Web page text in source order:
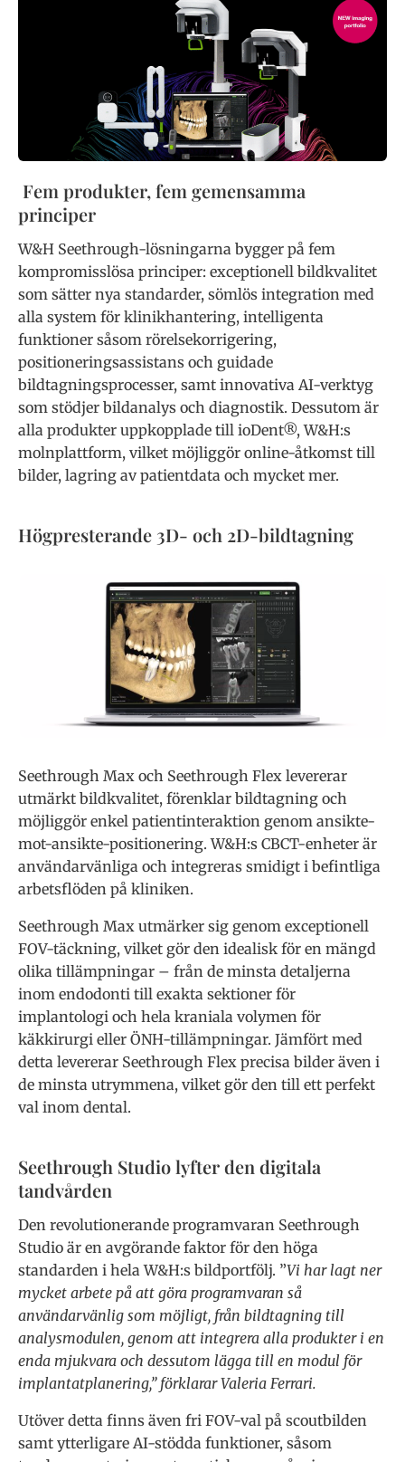
Fem produkter, fem gemensamma
principer
W&H Seethrough-lösningarna bygger på fem
kompromisslösa principer: exceptionell bildkvalitet
som sätter nya standarder, sömlös integration med
alla system för klinikhantering, intelligenta
funktioner såsom rörelsekorrigering,
positioneringsassistans och guidade
bildtagningsprocesser, samt innovativa AI-verktyg
som stödjer bildanalys och diagnostik. Dessutom är
alla produkter uppkopplade till ioDent®, W&H:s
molnplattform, vilket möjliggör online-åtkomst till
bilder, lagring av patientdata och mycket mer.
Högpresterande 3D- och 2D-bildtagning
Seethrough Max och Seethrough Flex levererar
utmärkt bildkvalitet, förenklar bildtagning och
möjliggör enkel patientinteraktion genom ansikte-
mot-ansikte-positionering. W&H:s CBCT-enheter är
användarvänliga och integreras smidigt i befintliga
arbetsflöden på kliniken.
Seethrough Max utmärker sig genom exceptionell
FOV-täckning, vilket gör den idealisk för en mängd
olika tillämpningar – från de minsta detaljerna
inom endodonti till exakta sektioner för
implantologi och hela kraniala volymen för
käkkirurgi eller ÖNH-tillämpningar. Jämfört med
detta levererar Seethrough Flex precisa bilder även i
de minsta utrymmena, vilket gör den till ett perfekt
val inom dental.
Seethrough Studio lyfter den digitala
tandvården
Den revolutionerande programvaran Seethrough
Studio är en avgörande faktor för den höga
standarden i hela W&H:s bildportfölj. ”Vi har lagt ner
mycket arbete på att göra programvaran så
användarvänlig som möjligt, från bildtagning till
analysmodulen, genom att integrera alla produkter i en
enda mjukvara och dessutom lägga till en modul för
implantatplanering,” förklarar Valeria Ferrari.
Utöver detta finns även fri FOV-val på scoutbilden
samt ytterligare AI-stödda funktioner, såsom